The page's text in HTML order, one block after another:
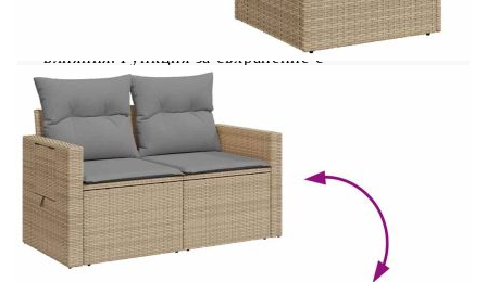
използва за външни мебели поради своята
издръжливост и устойчивост на атмосферни
влияния.Функция за съхранение с
водоустойчива чанта: Всяка градинска седалка
разполага с място за съхранение под седалката,
допълнено с водоустойчива чанта за съхранение
на възглавници, играчки и други предмети.
Вътрешната чанта има горен капак и може да
бъде здраво закрепена към седалката със
закопчалки за допълнителна
стабилност.Регулируем плот: Плотът може да се
повдигне, за да направи масата по-висока, което
трансформира външната маса от маса за кафе в
маса за хранене. Идеална е за гости или за